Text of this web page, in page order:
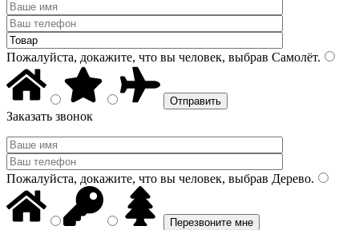
Пожалуйста, докажите, что вы человек, выбрав Самолёт.
Заказать звонок
Пожалуйста, докажите, что вы человек, выбрав Дерево.